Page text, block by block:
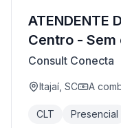
ATENDENTE
Centro -
Consult Conecta
Itajaí, SC A
CLT Presencial